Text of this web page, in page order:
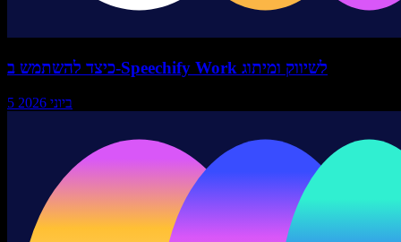
כיצד להשתמש ב-Speechify Work לשיווק ומיתוג
5 ביוני 2026